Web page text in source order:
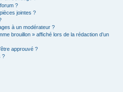
?
jointes ?
à un modérateur ?
brouillon » affiché lors de la rédaction d’un
approuvé ?
?